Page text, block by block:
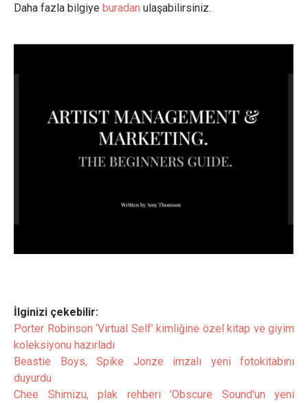
Daha fazla bilgiye buradan ulaşabilirsiniz.
İlginizi çekebilir:
Porter Robinson ‘Virtual Self’ kimliğine özel kitap ve giyim
koleksiyonu hazırladı
Beastie Boys, Spike Jonze imzalı yeni fotokitabını
duyurdu
Chee Shimizu, plak rehberi 'Obscure Sound'un yeni